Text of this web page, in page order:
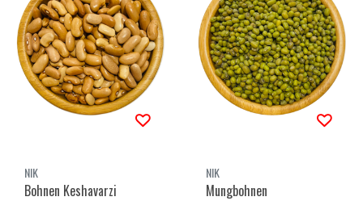
NIK
Bohnen Keshavarzi
NIK
Mungbohnen